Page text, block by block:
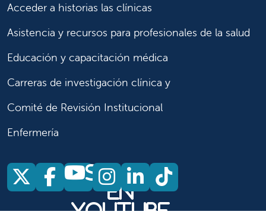
Acceder a historias las clínicas
Asistencia y recursos para profesionales de la salud
Educación y capacitación médica
Carreras de investigación clínica y
Comité de Revisión Institucional
Enfermería
Síganos en X
Síganos en Facebook
Síganos
en
Síganos en
Síganos en
Síganos